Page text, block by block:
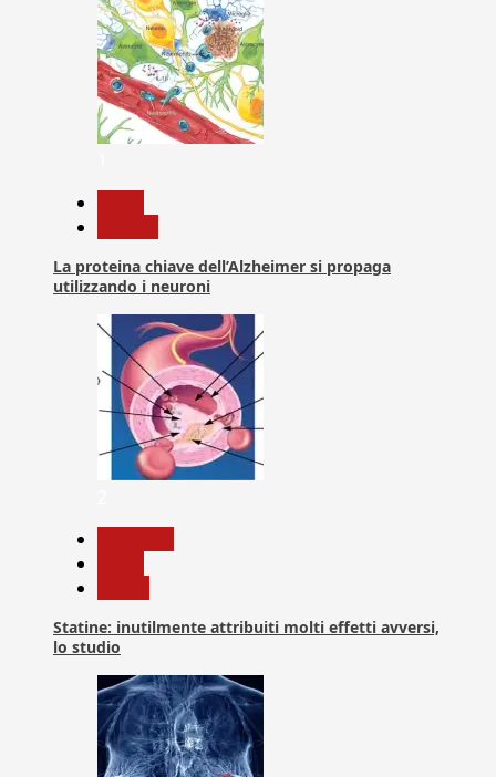
La proteina chiave dell’Alzheimer si propaga
utilizzando i neuroni
Statine: inutilmente attribuiti molti effetti avversi,
lo studio